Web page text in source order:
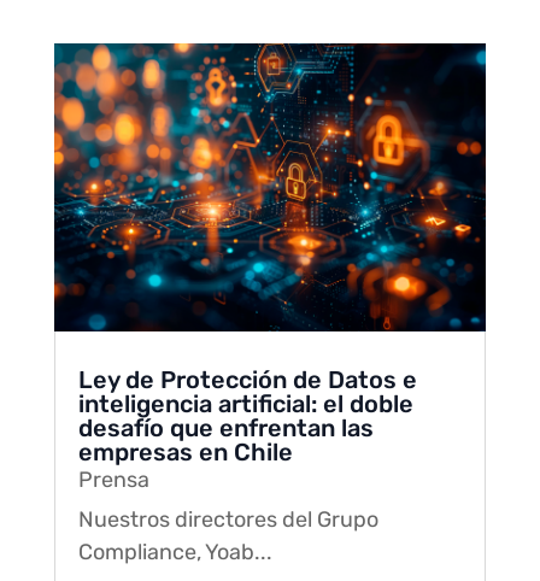
Ley de Protección de Datos e
inteligencia artificial: el doble
desafío que enfrentan las
empresas en Chile
Prensa
Nuestros directores del Grupo
Compliance, Yoab...